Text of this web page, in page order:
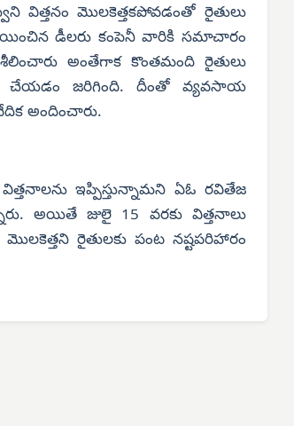
విత్తనం మొలకెత్తకపోవడంతో రైతులు
డీలరు కంపెనీ వారికి సమాచారం
అంతేగాక కొంతమంది రైతులు
చేయడం జరిగింది. దీంతో వ్యవసాయ
అందించారు.
ఇప్పిస్తున్నామని ఏఓ రవితేజ
అయితే జులై 15 వరకు విత్తనాలు
రైతులకు పంట నష్టపరిహారం